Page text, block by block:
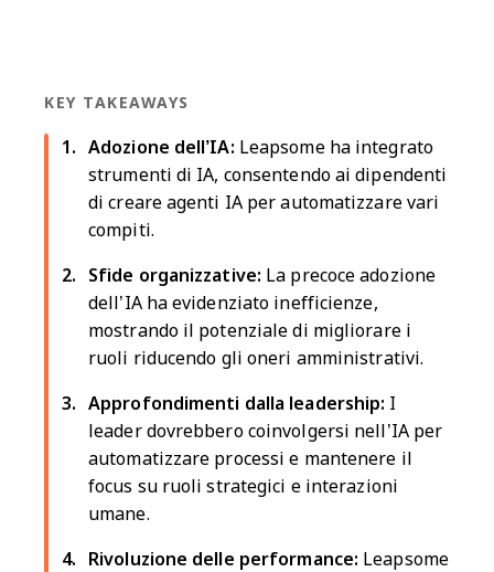
KEY TAKEAWAYS
Adozione dell’IA: Leapsome ha integrato
strumenti di IA, consentendo ai dipendenti
di creare agenti IA per automatizzare vari
compiti.
Sfide organizzative: La precoce adozione
dell’IA ha evidenziato inefficienze,
mostrando il potenziale di migliorare i
ruoli riducendo gli oneri amministrativi.
Approfondimenti dalla leadership: I
leader dovrebbero coinvolgersi nell’IA per
automatizzare processi e mantenere il
focus su ruoli strategici e interazioni
umane.
Rivoluzione delle performance: Leapsome